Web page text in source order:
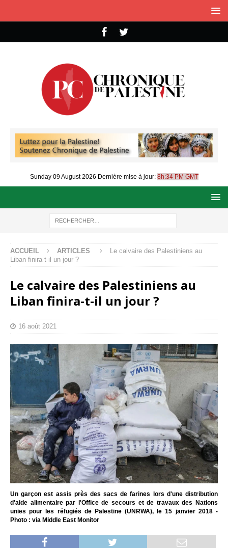
Sunday 09 August 2026 Dernière mise à jour: 8h:34 PM GMT
ACCUEIL ARTICLES
Le calvaire des Palestiniens au
Liban finira-t-il un jour ?
Le calvaire des Palestiniens au
Liban finira-t-il un jour ?
16 août 2021
Un garçon est assis près des sacs de farines lors d'une distribution
d'aide alimentaire par l'Office de secours et de travaux des Nations
unies pour les réfugiés de Palestine (UNRWA), le 15 janvier 2018 -
Photo : via Middle East Monitor